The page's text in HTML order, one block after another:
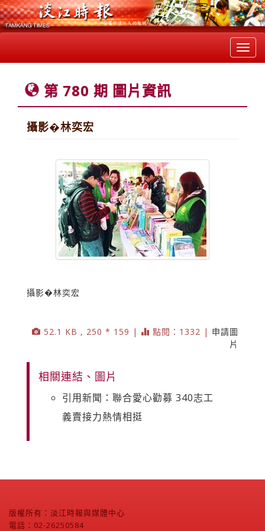
第 780 期 圖片資訊
攝影�林奕宏
攝影�林奕宏
52.1 KB , 250 * 159 | 點閱：1332 | 申請圖
片
相關連結、圖片
引用新聞：聯合愛心勸募 340志工
義賣接力熱情相挺
版權所有：淡江時報與媒體中心
電話：02-26250584